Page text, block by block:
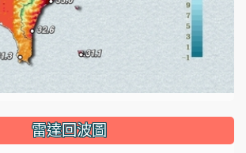
雷達回波圖